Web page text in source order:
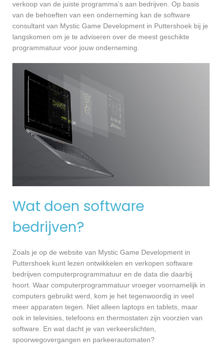
verkoop van de juiste programma’s aan bedrijven. Op basis
van de behoeften van een onderneming kan de software
consultant van Mystic Game Development in Puttershoek bij je
langskomen om je te adviseren over de meest geschikte
programmatuur voor jouw onderneming.
Wat doen software
bedrijven?
Zoals je op de website van Mystic Game Development in
Puttershoek kunt lezen ontwikkelen en verkopen software
bedrijven computerprogrammatuur en de data die daarbij
hoort. Waar computerprogrammatuur vroeger voornamelijk in
computers gebruikt werd, kom je het tegenwoordig in veel
meer apparaten tegen. Niet alleen laptops en tablets, maar
ook in televisies, telefoons en thermostaten zijn voorzien van
software. En wat dacht je van verkeerslichten,
spoorwegovergangen en parkeerautomaten?